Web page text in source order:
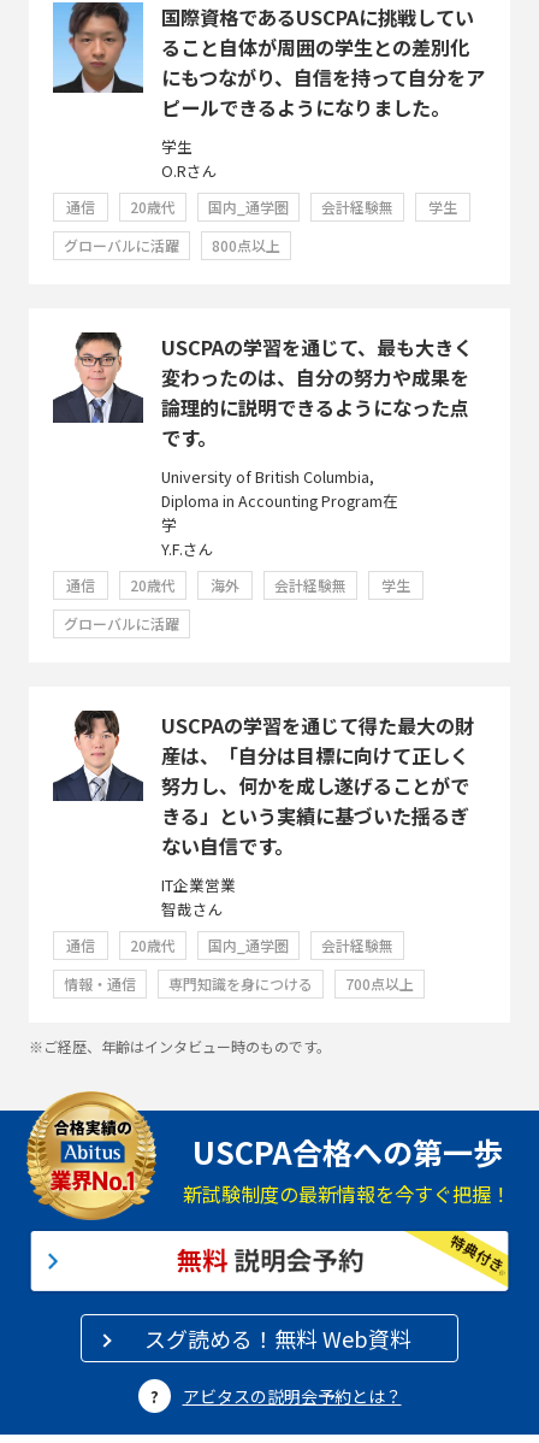
国際資格であるUSCPAに挑戦してい
ること自体が周囲の学生との差別化
にもつながり、自信を持って自分をア
ピールできるようになりました。
学生
O.Rさん
通信 20歳代 国内_通学圏 会計経験無
学生
グローバルに活躍
800点以上
USCPAの学習を通じて、最も大きく
変わったのは、自分の努力や成果を
論理的に説明できるようになった点
です。
University of British Columbia,
Diploma in Accounting Program在
学
Y.F.さん
通信 20歳代 海外 会計経験無
学生
グローバルに活躍
USCPAの学習を通じて得た最大の財
産は、「自分は目標に向けて正しく
努力し、何かを成し遂げることがで
きる」という実績に基づいた揺るぎ
ない自信です。
IT企業営業
智哉さん
通信 20歳代 国内_通学圏
会計経験無
情報・通信
専門知識を身につける 700点以上
※ご経歴、年齢はインタビュー時のものです。
USCPA合格への第一歩
新試験制度の最新情報を今すぐ把握！
スグ読める！無料 Web資料
アビタスの説明会予約とは？